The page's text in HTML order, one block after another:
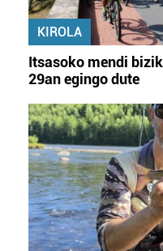
KIROLA
Itsasoko mendi
29an egingo dute